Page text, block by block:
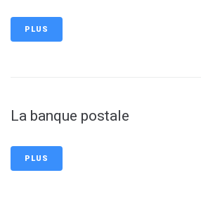
PLUS
La banque postale
PLUS